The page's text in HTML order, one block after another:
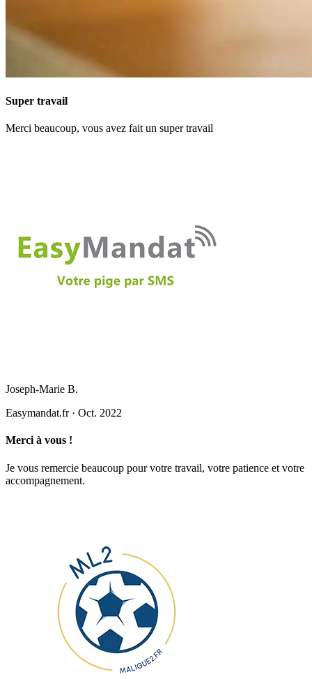
Super travail
Merci beaucoup, vous avez fait un super travail
Joseph-Marie B.
Easymandat.fr· Oct. 2022
Merci à vous !
Je vous remercie beaucoup pour votre travail, votre patience et votre
accompagnement.